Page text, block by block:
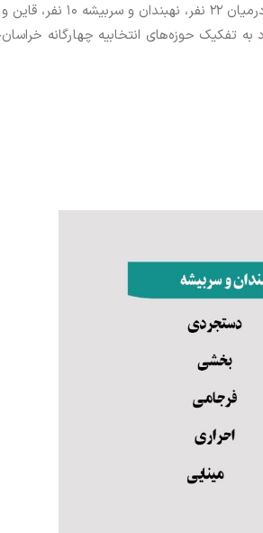
که اسامی این افراد به تفکیک حوزه‌های انتخابیه چهارگانه